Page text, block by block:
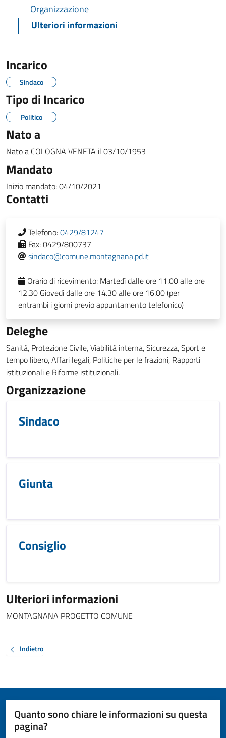
Organizzazione
Ulteriori informazioni
Incarico
Sindaco
Tipo di Incarico
Politico
Nato a
Nato a COLOGNA VENETA il 03/10/1953
Mandato
Inizio mandato:04/10/2021
Contatti
Telefono:0429/81247
Fax:0429/800737
sindaco@comune.montagnana.pd.it
Orario di ricevimento: Martedì dalle ore 11.00 alle ore
12.30 Giovedì dalle ore 14.30 alle ore 16.00 (per
entrambi i giorni previo appuntamento telefonico)
Deleghe
Sanità, Protezione Civile, Viabilità interna, Sicurezza, Sport e
tempo libero, Affari legali, Politiche per le frazioni, Rapporti
istituzionali e Riforme istituzionali.
Organizzazione
Sindaco
Giunta
Consiglio
Ulteriori informazioni
MONTAGNANA PROGETTO COMUNE
Indietro
Quanto sono chiare le informazioni su questa
pagina?